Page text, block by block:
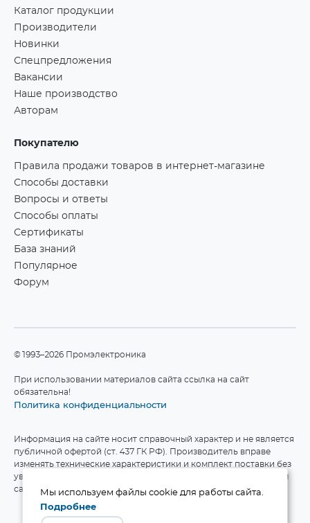
Каталог продукции
Производители
Новинки
Спецпредложения
Вакансии
Наше производство
Авторам
Покупателю
Правила продажи товаров в интернет-магазине
Способы доставки
Вопросы и ответы
Способы оплаты
Сертификаты
База знаний
Популярное
Форум
©1993–2026 Промэлектроника
При использовании материалов сайта ссылка на сайт
обязательна!
Политика конфиденциальности
Информация на сайте носит справочный характер и не является
публичной офертой (ст. 437 ГК РФ). Производитель вправе
изменять технические характеристики и комплект поставки без
уведомления. Актуальные данные приведены на официальном
сайте производителя.
Мы используем файлы cookie для работы сайта.
Подробнее